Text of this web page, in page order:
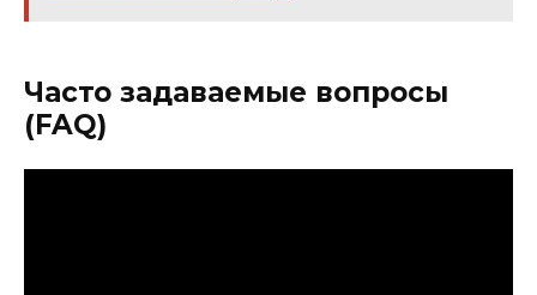
Часто задаваемые вопросы
(FAQ)